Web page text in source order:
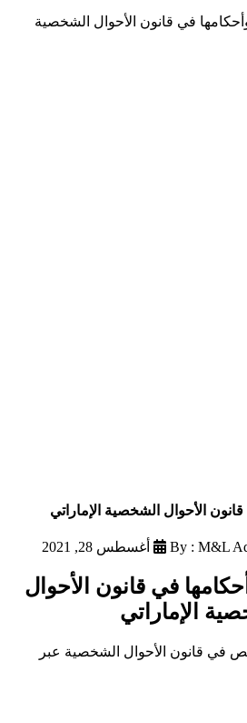
وأحكامها في قانون الأحوال الشخصية
قانون الأحوال الشخصية الإماراتي
By : M&L أغسطس 28, 2021
في قانون الأحوال
الإماراتي
في قانون الأحوال الشخصية عبر